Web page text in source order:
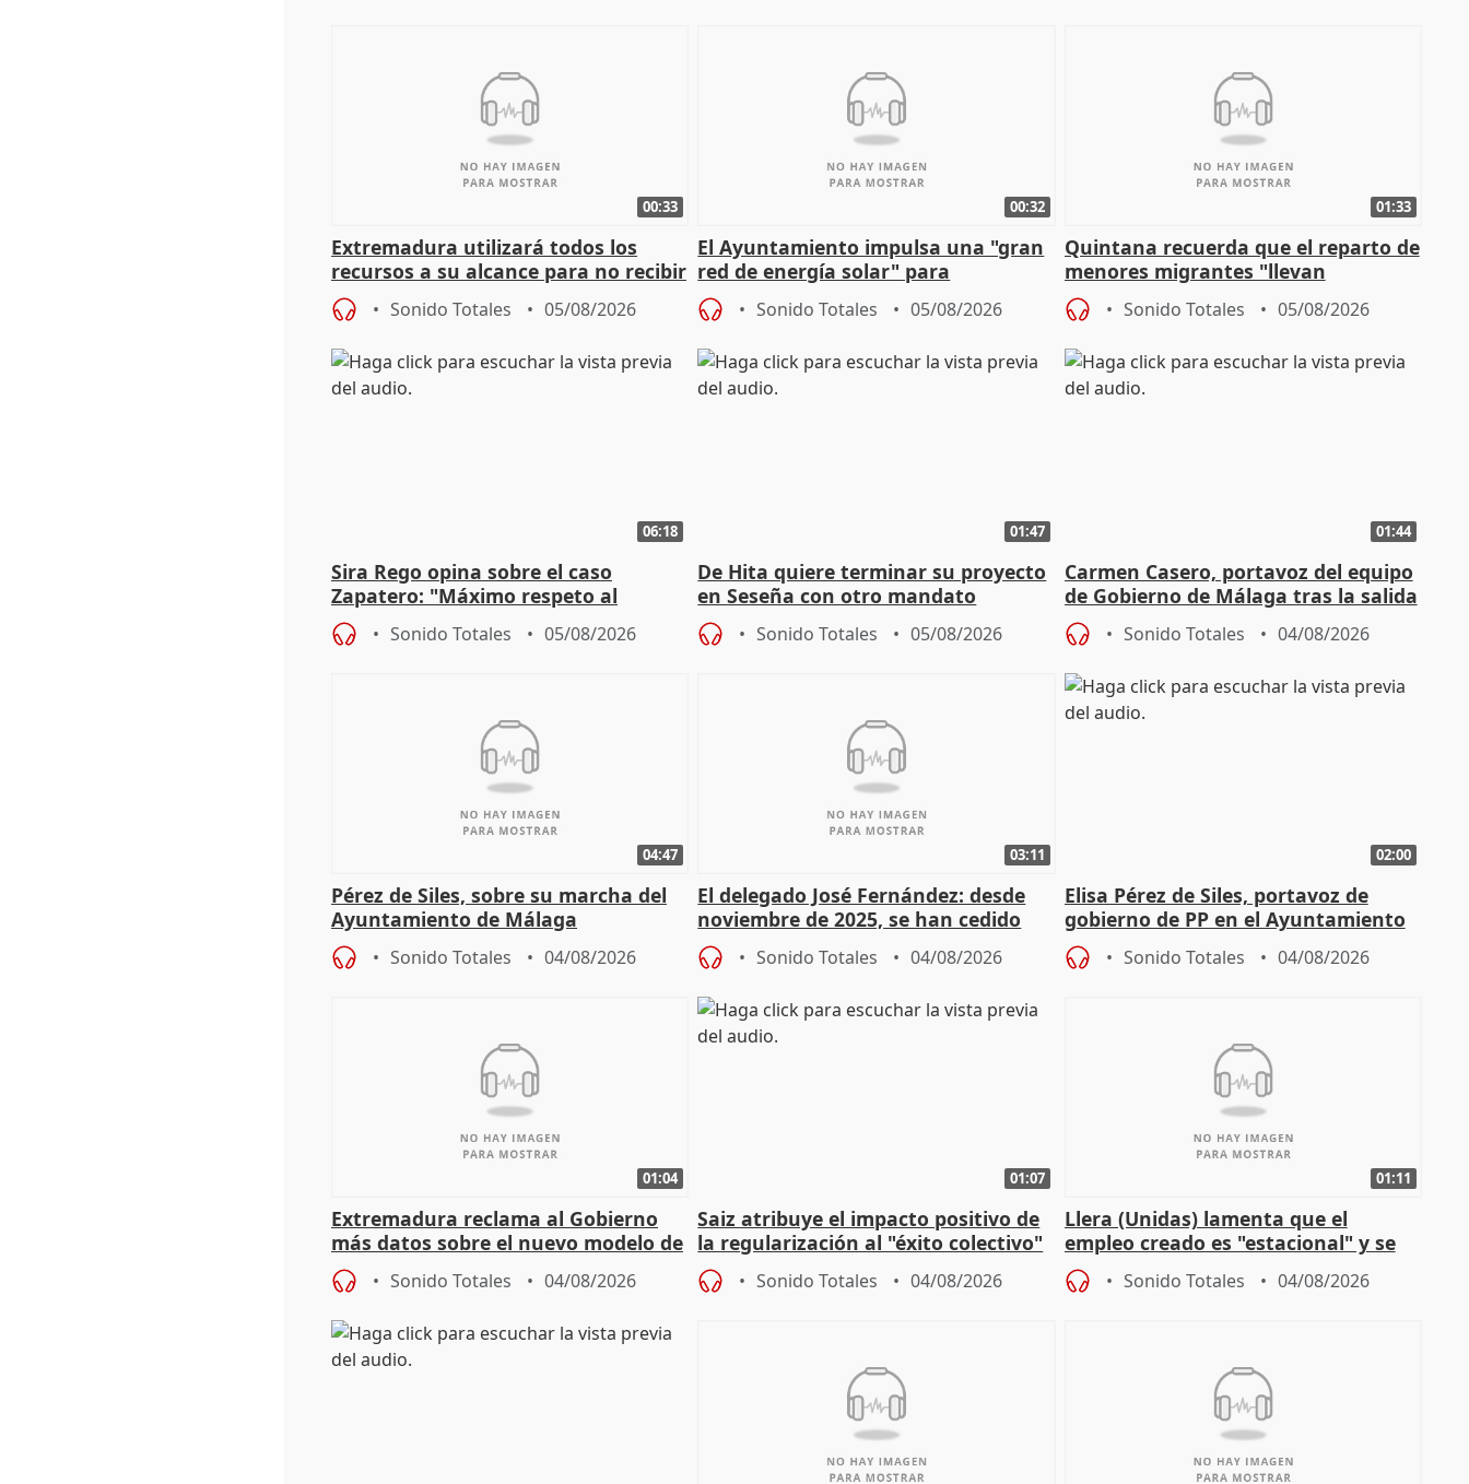
00:33
Extremadura utilizará todos los
recursos a su alcance para no recibir
más menores migrantes
Sonido Totales 05/08/2026
00:32
El Ayuntamiento impulsa una "gran
red de energía solar" para
autoconsumo
Sonido Totales 05/08/2026
01:33
Quintana recuerda que el reparto de
menores migrantes "llevan
aportación del Gobierno" central
Sonido Totales 05/08/2026
06:18
Sira Rego opina sobre el caso
Zapatero: "Máximo respeto al
proceso judicial"
Sonido Totales 05/08/2026
01:47
De Hita quiere terminar su proyecto
en Seseña con otro mandato
Sonido Totales 05/08/2026
01:44
Carmen Casero, portavoz del equipo
de Gobierno de Málaga tras la salida
de Pérez de Siles
Sonido Totales 04/08/2026
04:47
Pérez de Siles, sobre su marcha del
Ayuntamiento de Málaga
Sonido Totales 04/08/2026
03:11
El delegado José Fernández: desde
noviembre de 2025, se han cedido
9.810 ayudas por nacimiento
Sonido Totales 04/08/2026
02:00
Elisa Pérez de Siles, portavoz de
gobierno de PP en el Ayuntamiento
de Málaga, deja la política
Sonido Totales 04/08/2026
01:04
Extremadura reclama al Gobierno
más datos sobre el nuevo modelo de
financiación
Sonido Totales 04/08/2026
01:07
Saiz atribuye el impacto positivo de
la regularización al "éxito colectivo"
del Gobierno
Sonido Totales 04/08/2026
01:11
Llera (Unidas) lamenta que el
empleo creado es "estacional" y se
"esfumará" al acabar el verano
Sonido Totales 04/08/2026